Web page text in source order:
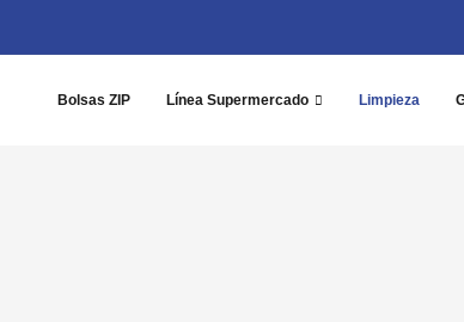
Bolsas ZIP Línea Supermercado Limpieza